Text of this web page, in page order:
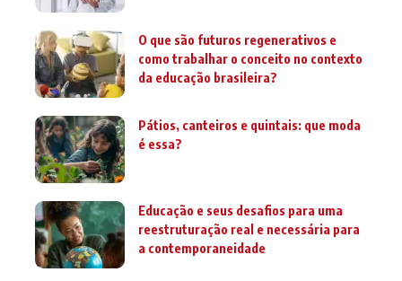
O que são futuros regenerativos e
como trabalhar o conceito no contexto
da educação brasileira?
Pátios, canteiros e quintais: que moda
é essa?
Educação e seus desafios para uma
reestruturação real e necessária para
a contemporaneidade